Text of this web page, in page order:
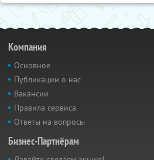
Компания
Основное
Публикации о нас
Вакансии
Правила сервиса
Ответы на вопросы
Бизнес-Партнёрам